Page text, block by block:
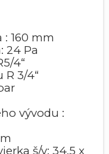
160 mm
24 Pa
4“
3/4“
vývodu :
š/v: 34,5 x